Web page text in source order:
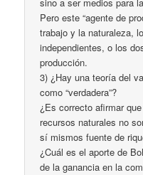
Pero este “agente de
trabajo y la naturaleza,
independientes, o los
producción.
3) ¿Hay una teoría del
como “verdadera”?
¿Es correcto afirmar
recursos naturales no
sí mismos fuente de
¿Cuál es el aporte de
de la ganancia en la